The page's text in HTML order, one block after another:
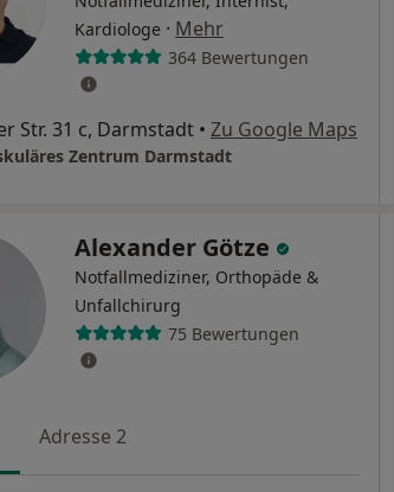
Kardiologe · Mehr
364 Bewertungen
Str. 31 c, Darmstadt • Zu Google Maps
Zentrum Darmstadt
Alexander Götze
Notfallmediziner, Orthopäde &
Unfallchirurg
75 Bewertungen
Adresse 2